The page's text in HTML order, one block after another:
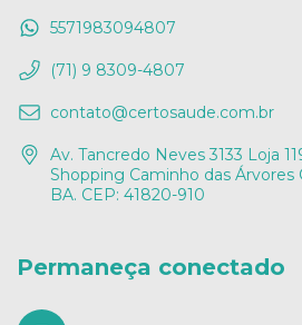
5571983094807
(71) 9 8309-4807
contato@certosaude.com.br
Av. Tancredo Neves 3133 Loja
Shopping Caminho das Árvores
BA. CEP: 41820-910
Permaneça conectado